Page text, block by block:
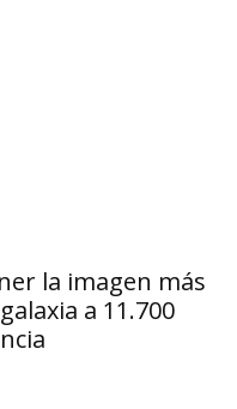
la imagen más
a 11.700